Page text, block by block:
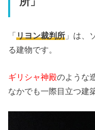
「リヨン裁判所 」は、
る建物です。
ギリシャ神殿のような
なかでも一際目立つ建